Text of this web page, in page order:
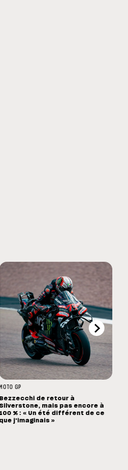
MOTO GP
Bezzecchi de retour à
Silverstone, mais pas encore à
100 % : « Un été différent de ce
que j'imaginais »